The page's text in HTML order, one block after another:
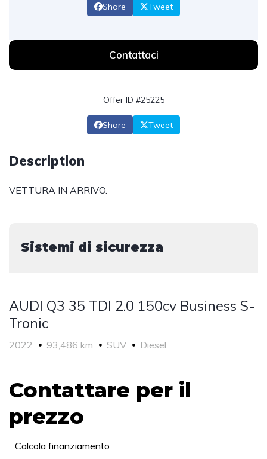
Share Tweet
Contattaci
Offer ID #25225
Share Tweet
Description
VETTURA IN ARRIVO.
Sistemi di sicurezza
AUDI Q3 35 TDI 2.0 150cv Business S-
Tronic
2022 93,486 km SUV Diesel
Contattare per il
prezzo
Calcola finanziamento